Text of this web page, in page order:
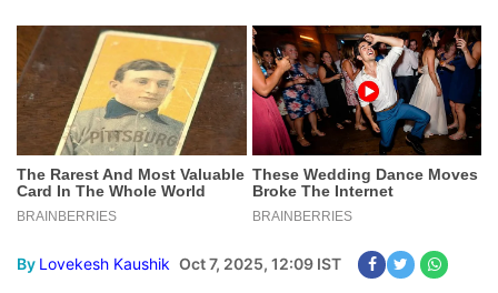
By Lovekesh Kaushik Oct 7, 2025, 12:09 IST